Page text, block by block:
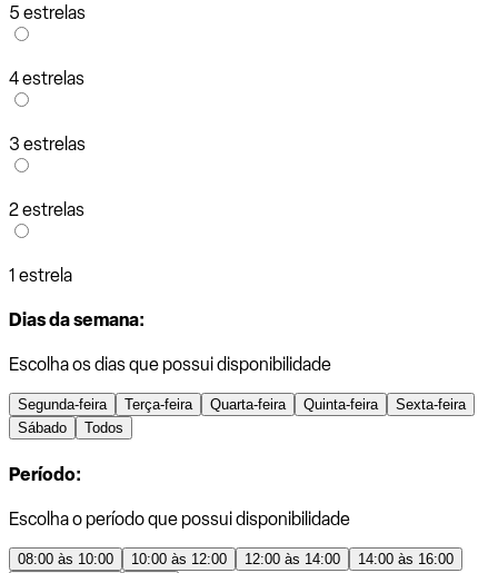
5 estrelas
4 estrelas
3 estrelas
2 estrelas
1 estrela
Dias da semana:
Escolha os dias que possui disponibilidade
Segunda-feira Terça-feira Quarta-feira Quinta-feira
Sexta-feira
Sábado
Todos
Período:
Escolha o período que possui disponibilidade
08:00 às 10:00 10:00 às 12:00 12:00 às 14:00
14:00 às 16:00